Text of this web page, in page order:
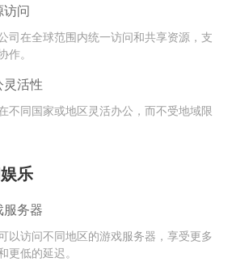
问
司在全球范围内统一访问和共享资源，支
作。
灵活性
不同国家或地区灵活办公，而不受地域限
乐
务器
以访问不同地区的游戏服务器，享受更多
更低的延迟。